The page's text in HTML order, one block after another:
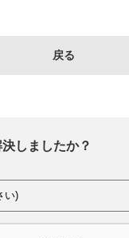
戻る
しましたか？